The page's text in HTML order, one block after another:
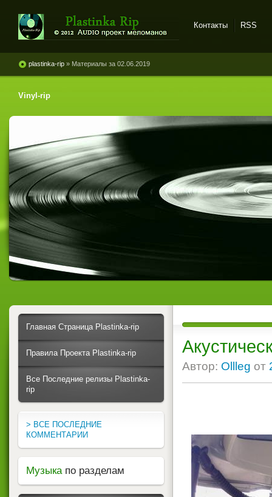
винила и магнитоальбомов
Контакты RSS
plastinka-rip » Материалы за 02.06.2019
Vinyl-rip
Автор: Ollleg от
Главная Страница Plastinka-rip
Правила Проекта Plastinka-rip
Все Последние релизы Plastinka-
rip
> ВСЕ ПОСЛЕДНИЕ
КОММЕНТАРИИ
Музыка по разделам